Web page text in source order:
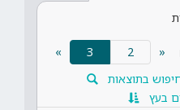
«
3
(current)
»
בתוצאות
בעץ